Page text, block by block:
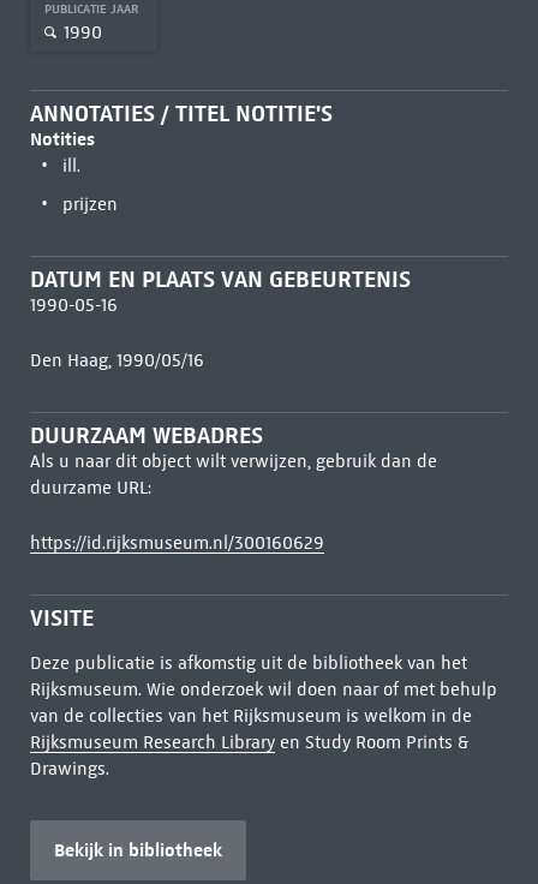
PUBLICATIE JAAR
1990
ANNOTATIES / TITEL NOTITIE'S
Notities
ill.
prijzen
DATUM EN PLAATS VAN GEBEURTENIS
1990-05-16
Den Haag, 1990/05/16
DUURZAAM WEBADRES
Als u naar dit object wilt verwijzen, gebruik dan de
duurzame URL:
https://id.rijksmuseum.nl/300160629
VISITE
Deze publicatie is afkomstig uit de bibliotheek van het
Rijksmuseum. Wie onderzoek wil doen naar of met behulp
van de collecties van het Rijksmuseum is welkom in de
Rijksmuseum Research Libraryen Study Room Prints &
Drawings.
Bekijk in bibliotheek